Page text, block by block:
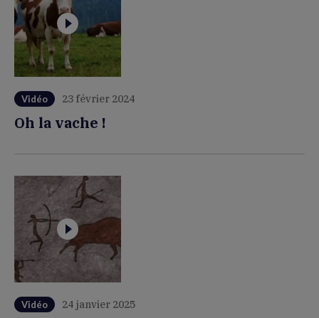
Vidéo 23 février 2024
Oh la vache !
Vidéo 24 janvier 2025